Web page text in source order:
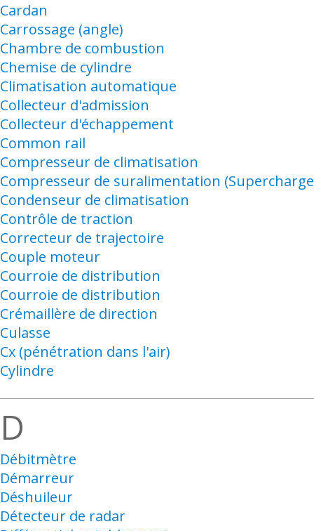
Cardan
Carrossage (angle)
Chambre de combustion
Chemise de cylindre
Climatisation automatique
Collecteur d'admission
Collecteur d'échappement
Common rail
Compresseur de climatisation
Compresseur de suralimentation
Condenseur de climatisation
Contrôle de traction
Correcteur de trajectoire
Couple moteur
Courroie de distribution
Courroie de distribution
Crémaillère de direction
Culasse
Cx (pénétration dans l'air)
Cylindre
D
Débitmètre
Démarreur
Déshuileur
Détecteur de radar